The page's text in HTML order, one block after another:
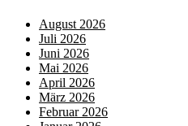
August 2026
Juli 2026
Juni 2026
Mai 2026
April 2026
März 2026
Februar 2026